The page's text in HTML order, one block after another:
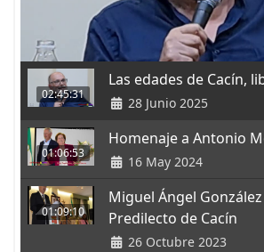
02:45:31
Las edades de Cacín,
28 Junio 2025
01:06:53
Homenaje a Antonio
16 May 2024
01:09:10
Miguel Ángel
Predilecto de Cacín
26 Octubre 2023